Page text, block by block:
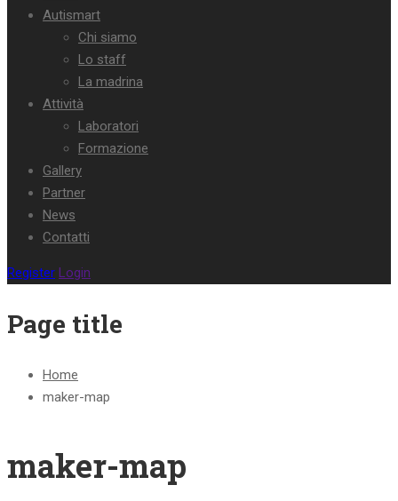
Autismart
Chi siamo
Lo staff
La madrina
Attività
Laboratori
Formazione
Gallery
Partner
News
Contatti
Register Login
Page title
Home
maker-map
maker-map